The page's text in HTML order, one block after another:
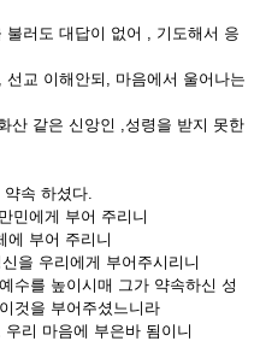
도 대답이 없어 , 기도해서 응
이해안되, 마음에서 울어나는
같은 신앙인 ,성령을 받지 못한
속 하셨다.
에게 부어 주리니
부어 주리니
우리에게 부어주시리니
를 높이시매 그가 약속하신 성
것을 부어주셨느니라
마음에 부은바 됨이니